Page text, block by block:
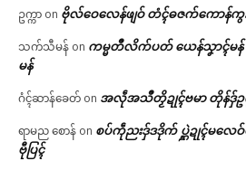
ဥက္ကာ on ဗိုလ်ဝေလေန်ဖျဝ် တံၚ်ဓဇက်ကောန်
သက်သီမန် on ကမ္မတဳလိက်ပတ် ယေန်သၞာၚ်မန်
မန်
ဂံၚ်ဆာန်ခေတ် on အလဵုအသဳတၟိဍုၚ်ဗမာ တိုန်ဒှ်ဥက္က
ရာမည စောန် on စပ်ကဵုညးဒှ်ဒဒိုက် ပ္ဋဲဍုၚ်မလေ
ဗီုပြၚ်